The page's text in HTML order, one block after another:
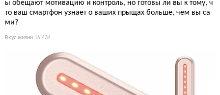
ы обещают мотивацию и контроль, но готовы ли вы к тому, ч
то ваш смартфон узнает о ваших прыщах больше, чем вы са
ми?
Вкус жизни 16 434